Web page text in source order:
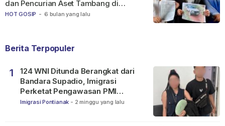
HOT GOSIP - 6 bulan yang lalu
dan Pencurian Aset Tambang di
Ketapang
Berita Terpopuler
1
124 WNI Ditunda Berangkat dari
Bandara Supadio, Imigrasi
Perketat Pengawasan PMI
Nonprosedural
Imigrasi Pontianak - 2 minggu yang lalu